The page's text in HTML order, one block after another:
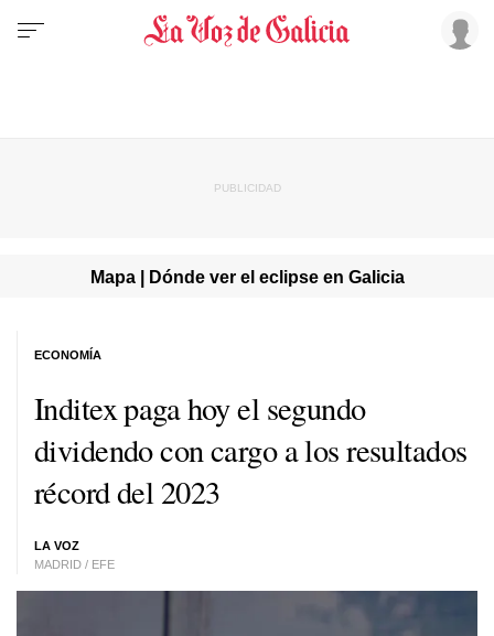
Mapa | Dónde ver el eclipse en Galicia
Inditex paga hoy el segundo
dividendo con cargo a los resultados
récord del 2023
LA VOZ
MADRID / EFE
ECONOMÍA